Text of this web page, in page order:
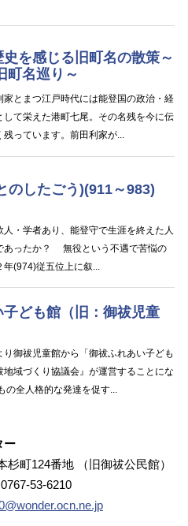
ー
町124番地 （旧御祓公民館）
53-6210